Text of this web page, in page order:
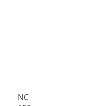
NC